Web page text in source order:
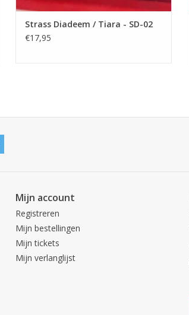
Strass Diadeem / Tiara - SD-02
€17,95
Mijn account
Registreren
Mijn bestellingen
Mijn tickets
Mijn verlanglijst